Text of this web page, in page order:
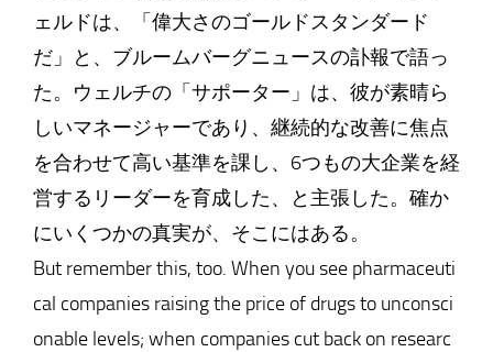
ェルドは、「偉大さのゴールドスタンダード
だ」と、ブルームバーグニュースの訃報で語っ
た。ウェルチの「サポーター」は、彼が素晴ら
しいマネージャーであり、継続的な改善に焦点
を合わせて高い基準を課し、6つもの大企業を経
営するリーダーを育成した、と主張した。確か
にいくつかの真実が、そこにはある。
But remember this, too. When you see pharmaceuti
cal companies raising the price of drugs to unconsci
onable levels; when companies cut back on researc